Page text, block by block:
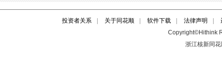
投资者关系 关于同花顺 软件下载 法律声明
Copyright©Hithink
浙江核新同